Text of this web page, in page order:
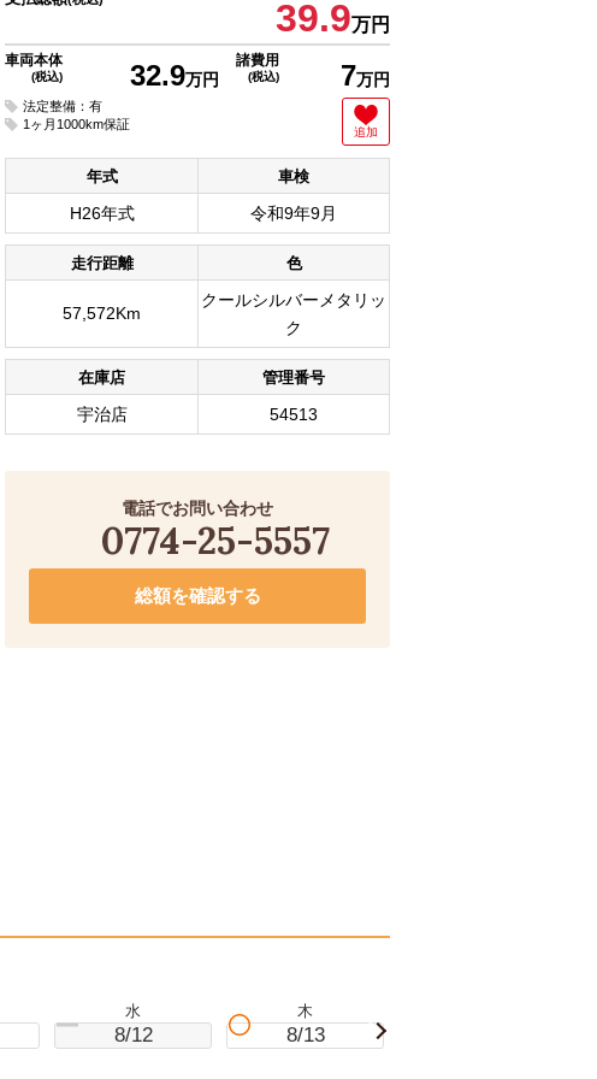
39.9万円
車両本体
(税込) 32.9万円
諸費用
(税込) 7万円
法定整備：有
1ヶ月1000km保証
追加
年式 車検
H26年式 令和9年9月
走行距離 色
57,572Km
クールシルバーメタリッ
ク
在庫店 管理番号
宇治店 54513
電話でお問い合わせ
0774-25-5557
総額を確認する
水
8/12
木
8/13